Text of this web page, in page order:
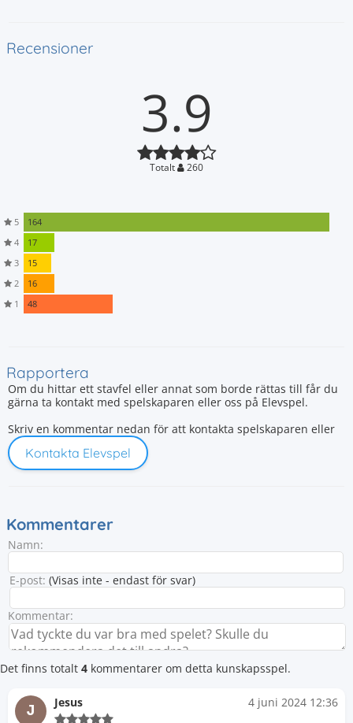
Recensioner
3.9
Totalt 260
5
164
4
17
3
15
2
16
1
48
Rapportera
Om du hittar ett stavfel eller annat som borde rättas till får du
gärna ta kontakt med spelskaparen eller oss på Elevspel.
Skriv en kommentar nedan för att kontakta spelskaparen eller
Kontakta Elevspel
Kommentarer
Namn:
E-post: (Visas inte - endast för svar)
Kommentar:
Det finns totalt 4 kommentarer om detta kunskapsspel.
J Jesus 4 juni 2024 12:36